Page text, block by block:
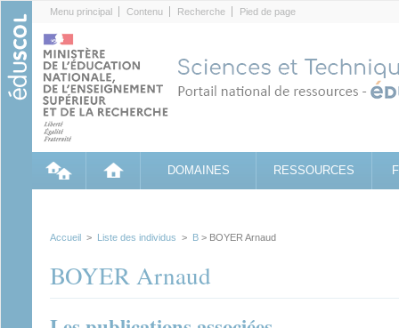
Menu principal Contenu Recherche Pied de page
DOMAINES RESSOURCES
Accueil > Liste des individus > B > BOYER Arnaud
BOYER Arnaud